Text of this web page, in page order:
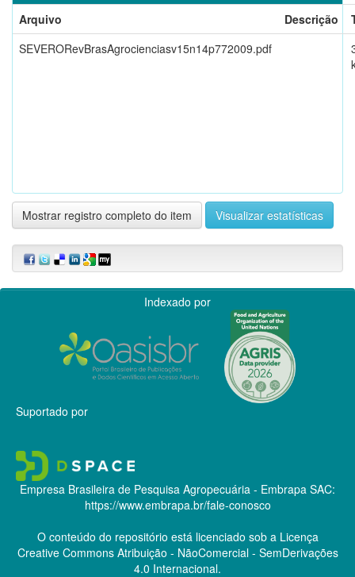
Arquivo Descrição
SEVERORevBrasAgrocienciasv15n14p772009.pdf
Mostrar registro completo do item Visualizar estatísticas
Indexado por
Suportado por
Empresa Brasileira de Pesquisa Agropecuária - Embrapa SAC:
https://www.embrapa.br/fale-conosco
O conteúdo do repositório está licenciado sob a Licença
Creative CommonsAtribuição - NãoComercial - SemDerivações
4.0 Internacional.